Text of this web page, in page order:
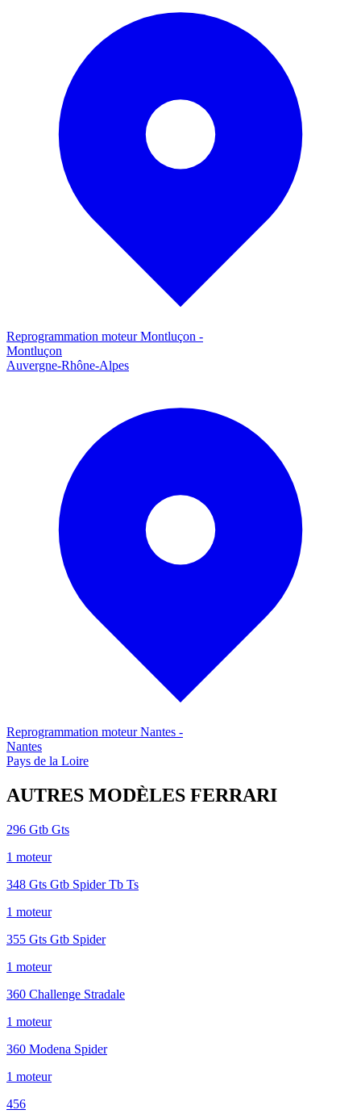
Reprogrammation moteurMontluçon -
Montluçon
Auvergne-Rhône-Alpes
Reprogrammation moteurNantes -
Nantes
Pays de la Loire
AUTRES MODÈLES FERRARI
296 Gtb Gts
1 moteur
348 Gts Gtb Spider Tb Ts
1 moteur
355 Gts Gtb Spider
1 moteur
360 Challenge Stradale
1 moteur
360 Modena Spider
1 moteur
456